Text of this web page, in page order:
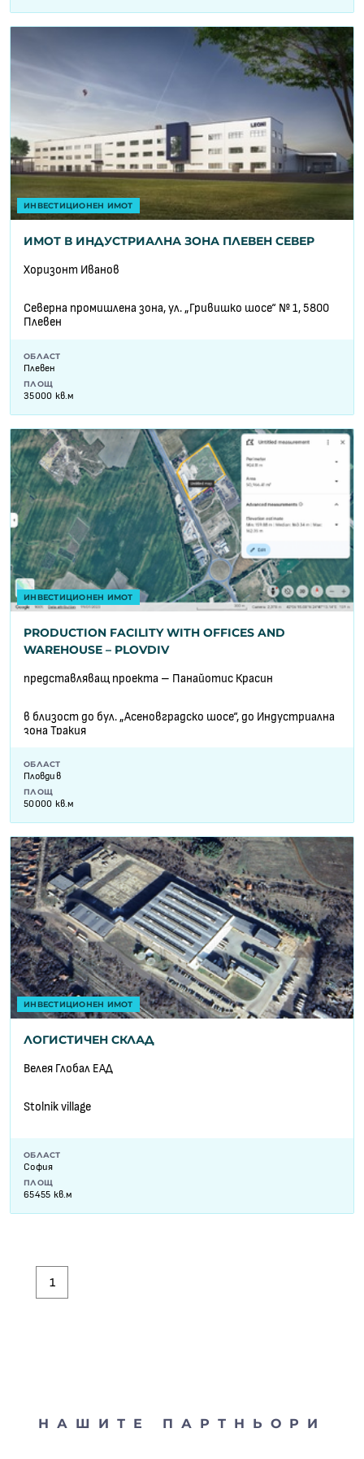
ИНВЕСТИЦИОНЕН ИМОТ
ИМОТ В ИНДУСТРИАЛНА ЗОНА ПЛЕВЕН СЕВЕР
Хоризонт Иванов
Северна промишлена зона, ул. „Гривишко шосе“ № 1, 5800
Плевен
ОБЛАСТ
Плевен
ПЛОЩ
35000 кв.м
ИНВЕСТИЦИОНЕН ИМОТ
PRODUCTION FACILITY WITH OFFICES AND
WAREHOUSE – PLOVDIV
представляващ проекта – Панайотис Красин
в близост до бул. „Асеновградско шосе“, до Индустриална
зона Тракия
ОБЛАСТ
Пловдив
ПЛОЩ
50000 кв.м
ИНВЕСТИЦИОНЕН ИМОТ
ЛОГИСТИЧЕН СКЛАД
Велея Глобал ЕАД
Stolnik village
ОБЛАСТ
София
ПЛОЩ
65455 кв.м
1
НАШИТЕ ПАРТНЬОРИ